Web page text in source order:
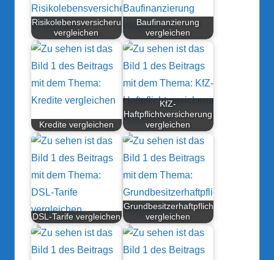
Risikolebensversicherung
vergleichen
Baufinanzierung
vergleichen
Kredite vergleichen
KfZ-
Haftpflichtversicherung
vergleichen
DSL-Tarife vergleichen
Grundbesitzerhaftpflichtversicherung
vergleichen